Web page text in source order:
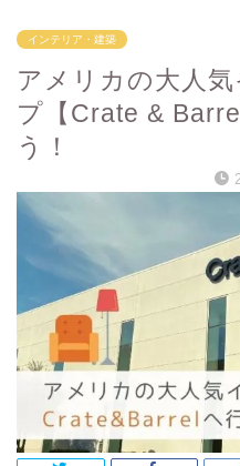
インテリア・建築
アメリカの大人
プ【Crate &
う！